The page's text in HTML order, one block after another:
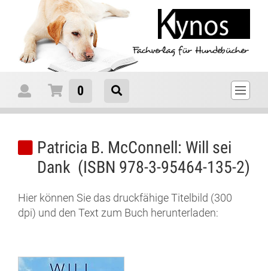
Patricia B. McConnell: Will sei
Dank (ISBN 978-3-95464-135-2)
Hier können Sie das druckfähige Titelbild (300
dpi) und den Text zum Buch herunterladen:
0